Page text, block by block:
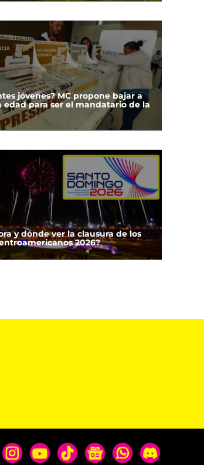
línea
realizaste
tiempo
jóvenes? MC propone bajar a
edad para ser el mandatario de la
y dónde ver la clausura de los
2026?